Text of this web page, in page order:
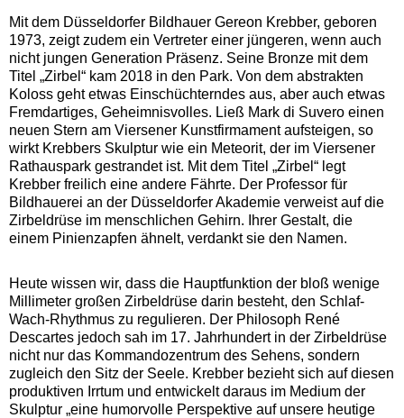
Mit dem Düsseldorfer Bildhauer Gereon Krebber, geboren
1973, zeigt zudem ein Vertreter einer jüngeren, wenn auch
nicht jungen Generation Präsenz. Seine Bronze mit dem
Titel „Zirbel“ kam 2018 in den Park. Von dem abstrakten
Koloss geht etwas Einschüchterndes aus, aber auch etwas
Fremdartiges, Geheimnisvolles. Ließ Mark di Suvero einen
neuen Stern am Viersener Kunstfirmament aufsteigen, so
wirkt Krebbers Skulptur wie ein Meteorit, der im Viersener
Rathauspark gestrandet ist. Mit dem Titel „Zirbel“ legt
Krebber freilich eine andere Fährte. Der Professor für
Bildhauerei an der Düsseldorfer Akademie verweist auf die
Zirbeldrüse im menschlichen Gehirn. Ihrer Gestalt, die
einem Pinienzapfen ähnelt, verdankt sie den Namen.
Heute wissen wir, dass die Hauptfunktion der bloß wenige
Millimeter großen Zirbeldrüse darin besteht, den Schlaf-
Wach-Rhythmus zu regulieren. Der Philosoph René
Descartes jedoch sah im 17. Jahrhundert in der Zirbeldrüse
nicht nur das Kommandozentrum des Sehens, sondern
zugleich den Sitz der Seele. Krebber bezieht sich auf diesen
produktiven Irrtum und entwickelt daraus im Medium der
Skulptur „eine humorvolle Perspektive auf unsere heutige